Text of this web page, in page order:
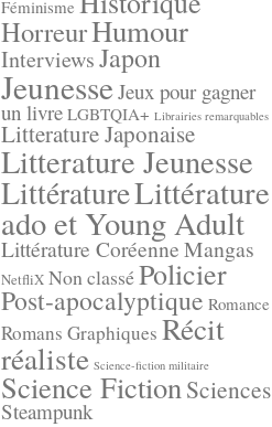
Féminisme
HorreurHumour
InterviewsJapon
JeunesseJeux pour gagner
un livre LGBTQIA+ Librairies remarquables
Litterature Japonaise
Litterature Jeunesse
LittératureLittérature
ado et Young Adult
Littérature Coréenne Mangas
NetfliX Non classéPolicier
Post-apocalyptique Romance
Romans Graphiques Récit
réaliste Science-fiction militaire
Science FictionSciences
Steampunk